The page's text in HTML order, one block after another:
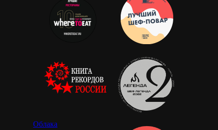
Облака